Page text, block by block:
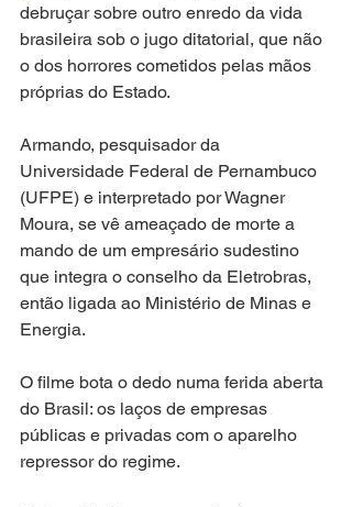
debruçar sobre outro enredo da vida
brasileira sob o jugo ditatorial, que não
o dos horrores cometidos pelas mãos
próprias do Estado.
Armando, pesquisador da
Universidade Federal de Pernambuco
(UFPE) e interpretado por Wagner
Moura, se vê ameaçado de morte a
mando de um empresário sudestino
que integra o conselho da Eletrobras,
então ligada ao Ministério de Minas e
Energia.
O filme bota o dedo numa ferida aberta
do Brasil: os laços de empresas
públicas e privadas com o aparelho
repressor do regime.